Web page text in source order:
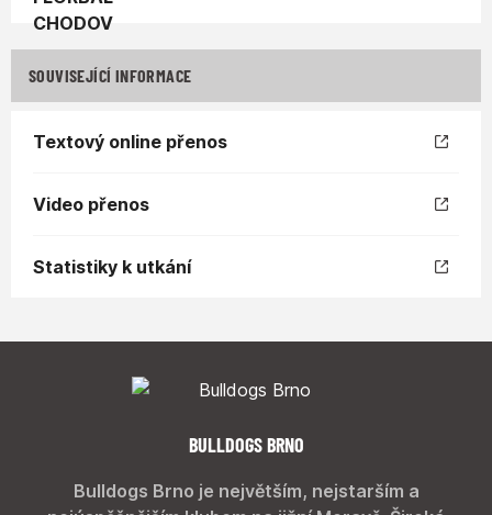
SOUVISEJÍCÍ INFORMACE
Textový online přenos
Video přenos
Statistiky k utkání
BULLDOGS BRNO
Bulldogs Brno je největším, nejstarším a